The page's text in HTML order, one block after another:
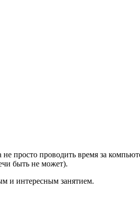
проводить время за
быть не может).
и интересным занятием.